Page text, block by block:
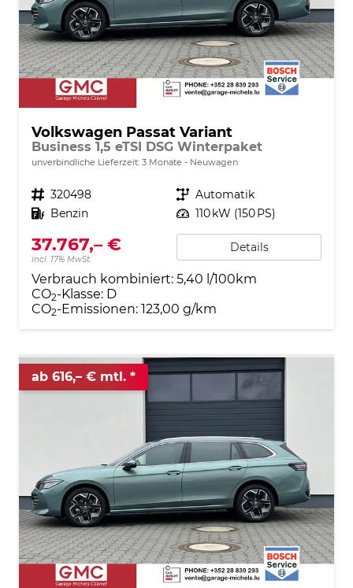
Volkswagen Passat Variant
Business 1,5 eTSI DSG Winterpaket
unverbindliche Lieferzeit: 3 Monate Neuwagen
Fahrzeugnr. 320498 Getriebe Automatik
Kraftstoff Benzin Leistung 110 kW (150 PS)
37.767,– €
incl. 17% MwSt.
Details
Verbrauch kombiniert: 5,40 l/100km
CO2-Klasse: D
CO2-Emissionen: 123,00 g/km
ab 616,– € mtl.